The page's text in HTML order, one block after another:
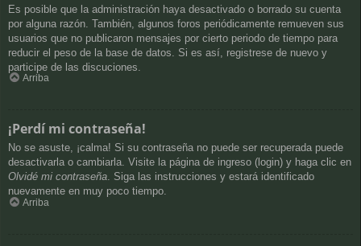
Es posible que la administración haya desactivado o borrado su cuenta
por alguna razón. También, algunos foros periódicamente remueven sus
usuarios que no publicaron mensajes por cierto periodo de tiempo para
reducir el peso de la base de datos. Si es así, registrese de nuevo y
participe de las discuciones.
Arriba
¡Perdí mi contraseña!
No se asuste, ¡calma! Si su contraseña no puede ser recuperada puede
desactivarla o cambiarla. Visite la página de ingreso (login) y haga clic en
Olvidé mi contraseña. Siga las instrucciones y estará identificado
nuevamente en muy poco tiempo.
Arriba